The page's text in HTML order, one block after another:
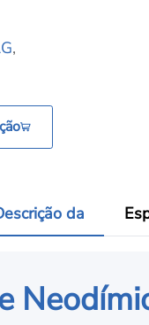
,
da